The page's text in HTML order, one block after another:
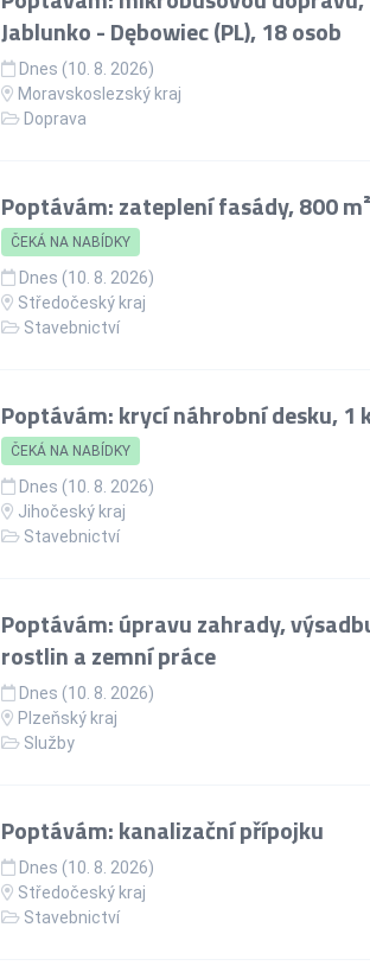
Jablunko - Dębowiec (PL), 18 osob
Dnes (10. 8. 2026)
Moravskoslezský kraj
Doprava
Poptávám: zateplení fasády, 800 m²
ČEKÁ NA NABÍDKY
Dnes (10. 8. 2026)
Středočeský kraj
Stavebnictví
Poptávám: krycí náhrobní desku, 1
ČEKÁ NA NABÍDKY
Dnes (10. 8. 2026)
Jihočeský kraj
Stavebnictví
Poptávám: úpravu zahrady,
rostlin a zemní práce
Dnes (10. 8. 2026)
Plzeňský kraj
Služby
Poptávám: kanalizační přípojku
Dnes (10. 8. 2026)
Středočeský kraj
Stavebnictví